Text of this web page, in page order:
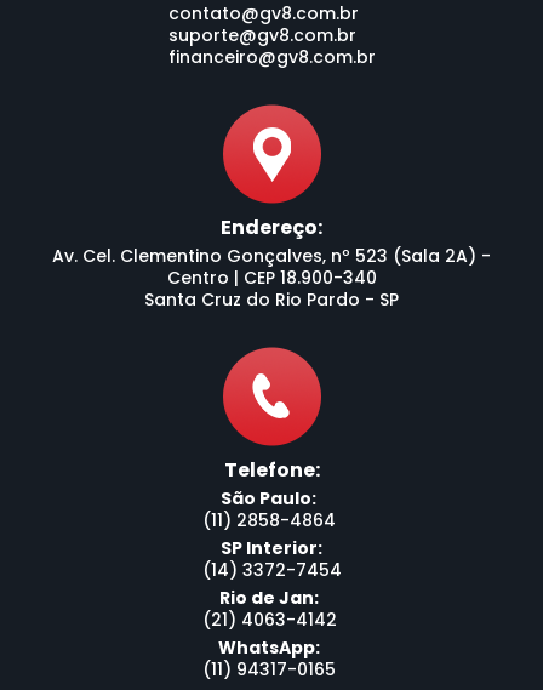
contato@gv8.com.br
suporte@gv8.com.br
financeiro@gv8.com.br
Endereço:
Av. Cel. Clementino Gonçalves, nº 523 (Sala 2A) -
Centro | CEP 18.900-340
Santa Cruz do Rio Pardo - SP
Telefone:
São Paulo:
(11) 2858-4864
SP Interior:
(14) 3372-7454
Rio de Jan:
(21) 4063-4142
WhatsApp:
(11) 94317-0165